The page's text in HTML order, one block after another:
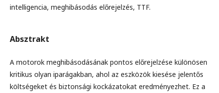
intelligencia, meghibásodás előrejelzés, TTF.
Absztrakt
A motorok meghibásodásának pontos előrejelzése különösen
kritikus olyan iparágakban, ahol az eszközök kiesése jelentős
költségeket és biztonsági kockázatokat eredményezhet. Ez a